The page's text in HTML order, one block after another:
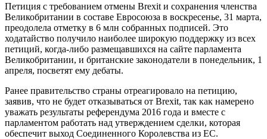
Петиция с требованием отмены Brexit и сохранения членства
Великобритании в составе Евросоюза в воскресенье, 31 марта,
преодолела отметку в 6 млн собранных подписей. Это
ходатайство получило наиболее широкую поддержку из всех
петиций, когда-либо размещавшихся на сайте парламента
Великобритании, и британские законодатели в понедельник, 1
апреля, посветят ему дебаты.
Ранее правительство страны отреагировало на петицию,
заявив, что не будет отказываться от Brexit, так как намерено
уважать результаты референдума 2016 года и вместе с
парламентом работать над утверждением сделки, которая
обеспечит выход Соединенного Королевства из ЕС.